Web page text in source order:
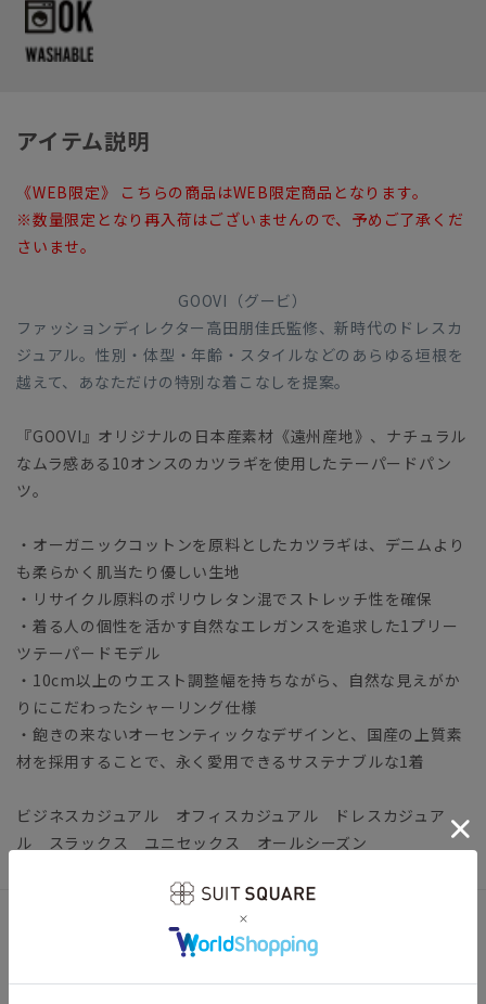
アイテム説明
《WEB限定》 こちらの商品はWEB限定商品となります。
※数量限定となり再入荷はございませんので、予めご了承くだ
さいませ。
GOOVI（グービ）
ファッションディレクター高田朋佳氏監修、新時代のドレスカ
ジュアル。性別・体型・年齢・スタイルなどのあらゆる垣根を
越えて、あなただけの特別な着こなしを提案。
『GOOVI』オリジナルの日本産素材《遠州産地》、ナチュラル
なムラ感ある10オンスのカツラギを使用したテーパードパン
ツ。
・オーガニックコットンを原料としたカツラギは、デニムより
も柔らかく肌当たり優しい生地
・リサイクル原料のポリウレタン混でストレッチ性を確保
・着る人の個性を活かす自然なエレガンスを追求した1プリー
ツテーパードモデル
・10cm以上のウエスト調整幅を持ちながら、自然な見えがか
りにこだわったシャーリング仕様
・飽きの来ないオーセンティックなデザインと、国産の上質素
材を採用することで、永く愛用できるサステナブルな1着
ビジネスカジュアル オフィスカジュアル ドレスカジュア
ル スラックス ユニセックス オールシーズン
【仕様】ワンタック／テーパード／ウエスト：ゴム／ドローコ